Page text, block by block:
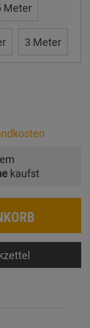
Meter
3 Meter
kaufst